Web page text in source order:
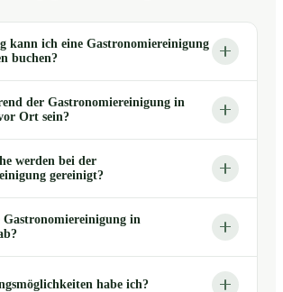
kann ich eine Gastronomiereinigung
buchen?
der Gastronomiereinigung in
Ort sein?
werden bei der
gereinigt?
in
habe ich?